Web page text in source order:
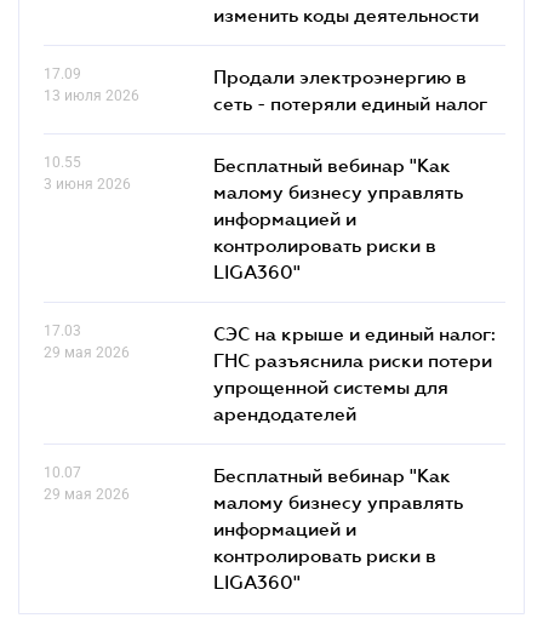
изменить коды деятельности
17.09
13 июля 2026
Продали электроэнергию в
сеть - потеряли единый налог
10.55
3 июня 2026
Бесплатный вебинар "Как
малому бизнесу управлять
информацией и
контролировать риски в
LIGA360"
17.03
29 мая 2026
СЭС на крыше и единый налог:
ГНС разъяснила риски потери
упрощенной системы для
арендодателей
10.07
29 мая 2026
Бесплатный вебинар "Как
малому бизнесу управлять
информацией и
контролировать риски в
LIGA360"